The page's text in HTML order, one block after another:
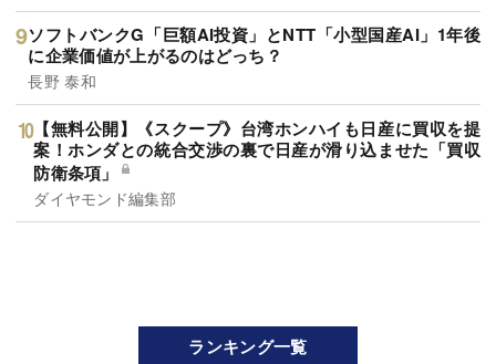
ソフトバンクG「巨額AI投資」とNTT「小型国産AI」1年後
に企業価値が上がるのはどっち？
長野 泰和
【無料公開】《スクープ》台湾ホンハイも日産に買収を提
案！ホンダとの統合交渉の裏で日産が滑り込ませた「買収
防衛条項」
ダイヤモンド編集部
ランキング一覧